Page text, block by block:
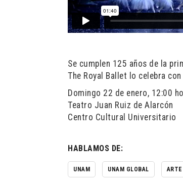
Se cumplen 125 años de la
The Royal Ballet lo celebra
Domingo 22 de enero, 12:00
Teatro Juan Ruiz de Alarcón
Centro Cultural Universitario
HABLAMOS DE:
UNAM UNAM GLOBAL